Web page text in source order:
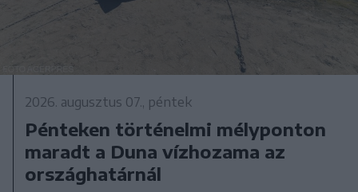
2026. augusztus 07., péntek
Pénteken történelmi mélyponton
maradt a Duna vízhozama az
országhatárnál